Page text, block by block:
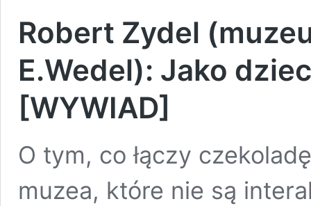
Robert Zydel
E.Wedel): Jako
[WYWIAD]
O tym, co łączy
muzea, które nie są